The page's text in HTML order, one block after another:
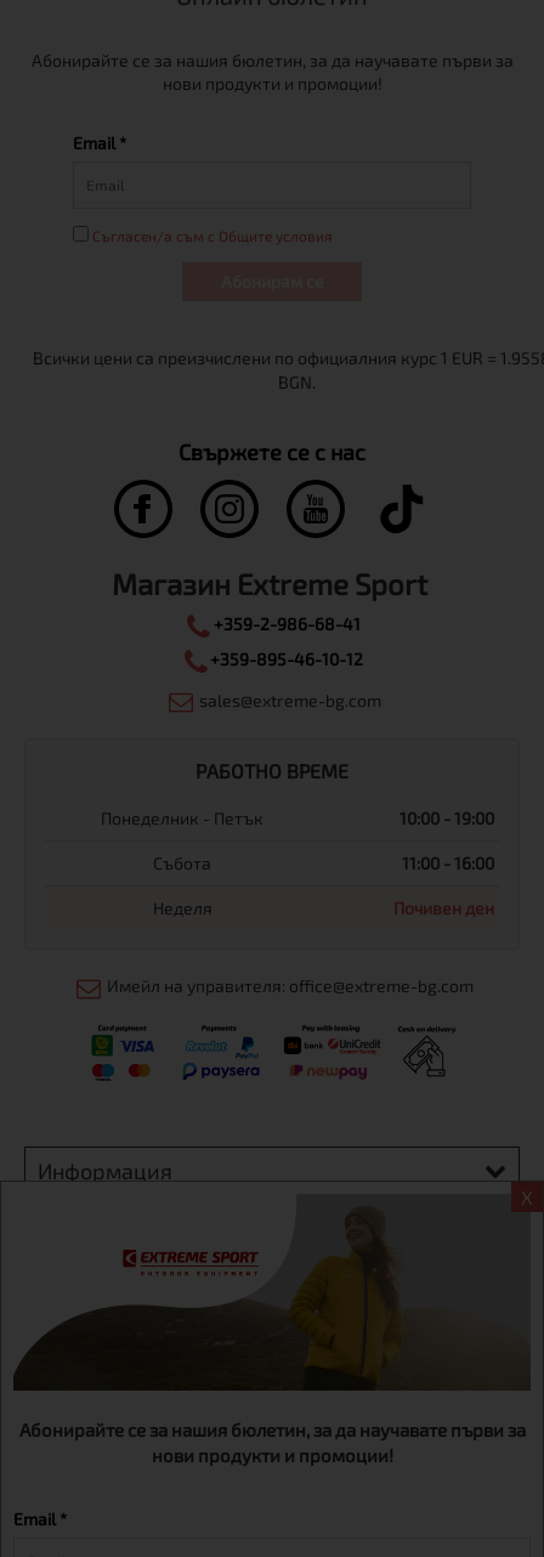
X
Абонирайте се за нашия бюлетин, за да научавате първи за
нови продукти и промоции!
Email *
Абонирайте се за нашия бюлетин, за да научавате първи за
нови продукти и промоции!
Email *
Съгласен/а съм с Общите условия
Свържете се с нас
Магазин Extreme Sport
+359-2-986-68-41
+359-895-46-10-12
sales@extreme-bg.com
РАБОТНО ВРЕМЕ
Понеделник - Петък 10:00 - 19:00
Събота 11:00 - 16:00
Неделя Почивен ден
Имейл на управителя: office@extreme-bg.com
Информация
гр. София, Овча купел, ул.692, №12, офис 1, магазини
гр.София,бул. Дондуков 42, тел.:+359 895461012